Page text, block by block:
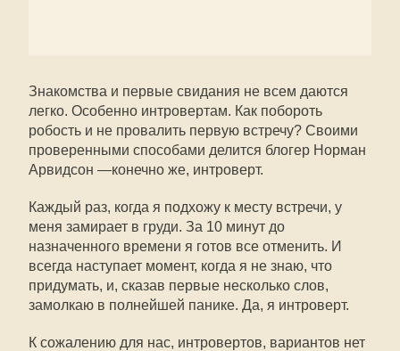
Знакомства и первые свидания не всем даются
легко. Особенно интровертам. Как побороть
робость и не провалить первую встречу? Своими
проверенными способами делится блогер Норман
Арвидсон —конечно же, интроверт.
Каждый раз, когда я подхожу к месту встречи, у
меня замирает в груди. За 10 минут до
назначенного времени я готов все отменить. И
всегда наступает момент, когда я не знаю, что
придумать, и, сказав первые несколько слов,
замолкаю в полнейшей панике. Да, я интроверт.
К сожалению для нас, интровертов, вариантов нет